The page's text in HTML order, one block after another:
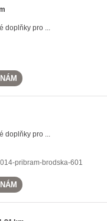
doplňky pro ...
doplňky pro ...
pribram-brodska-601